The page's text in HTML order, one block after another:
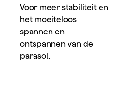
Voor meer stabiliteit en
het moeiteloos
spannen en
ontspannen van de
parasol.